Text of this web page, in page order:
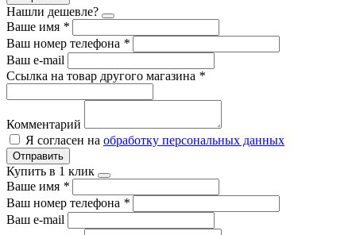
Нашли дешевле?
Ваше имя *
Ваш номер телефона *
Ваш e-mail
Ссылка на товар другого магазина *
Комментарий
Я согласен на обработку персональных данных
Отправить
Купить в 1 клик
Ваше имя *
Ваш номер телефона *
Ваш e-mail